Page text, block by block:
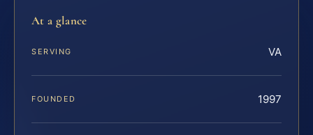
At a glance
SERVING VA
FOUNDED 1997